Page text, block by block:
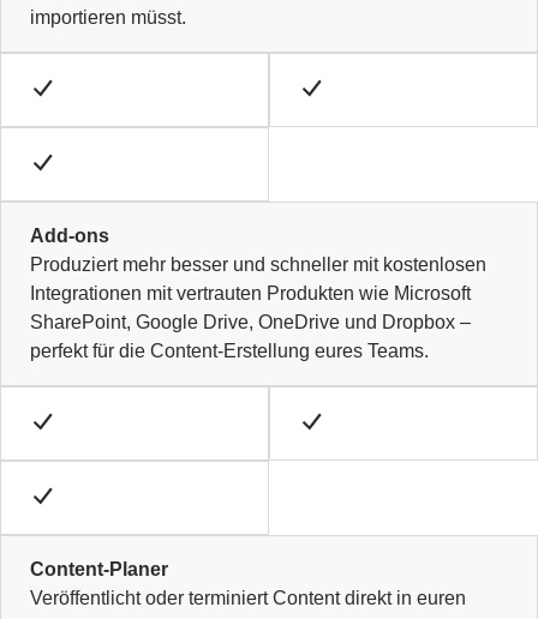
importieren müsst.
Add-ons
Produziert mehr besser und schneller mit kostenlosen
Integrationen mit vertrauten Produkten wie Microsoft
SharePoint, Google Drive, OneDrive und Dropbox –
perfekt für die Content-Erstellung eures Teams.
Content-Planer
Veröffentlicht oder terminiert Content direkt in euren